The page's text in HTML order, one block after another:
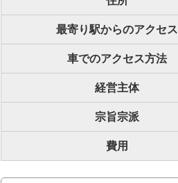
最寄り駅からのアクセス
車でのアクセス方法
経営主体
宗旨宗派
費用